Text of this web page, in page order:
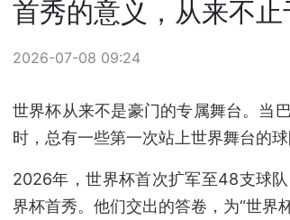
首秀的意义，从来不止
2026-07-08 09:24
世界杯从来不是豪门的专属舞台。当
时，总有一些第一次站上世界舞台的
2026年，世界杯首次扩军至48支球
界杯首秀。他们交出的答卷，为“世界